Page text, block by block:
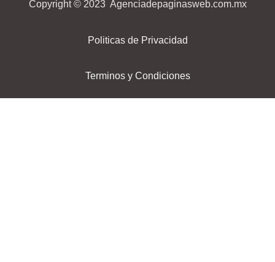
Copyright © 2023 Agenciadepaginasweb.com.mx
Politicas de Privacidad
Terminos y Condiciones